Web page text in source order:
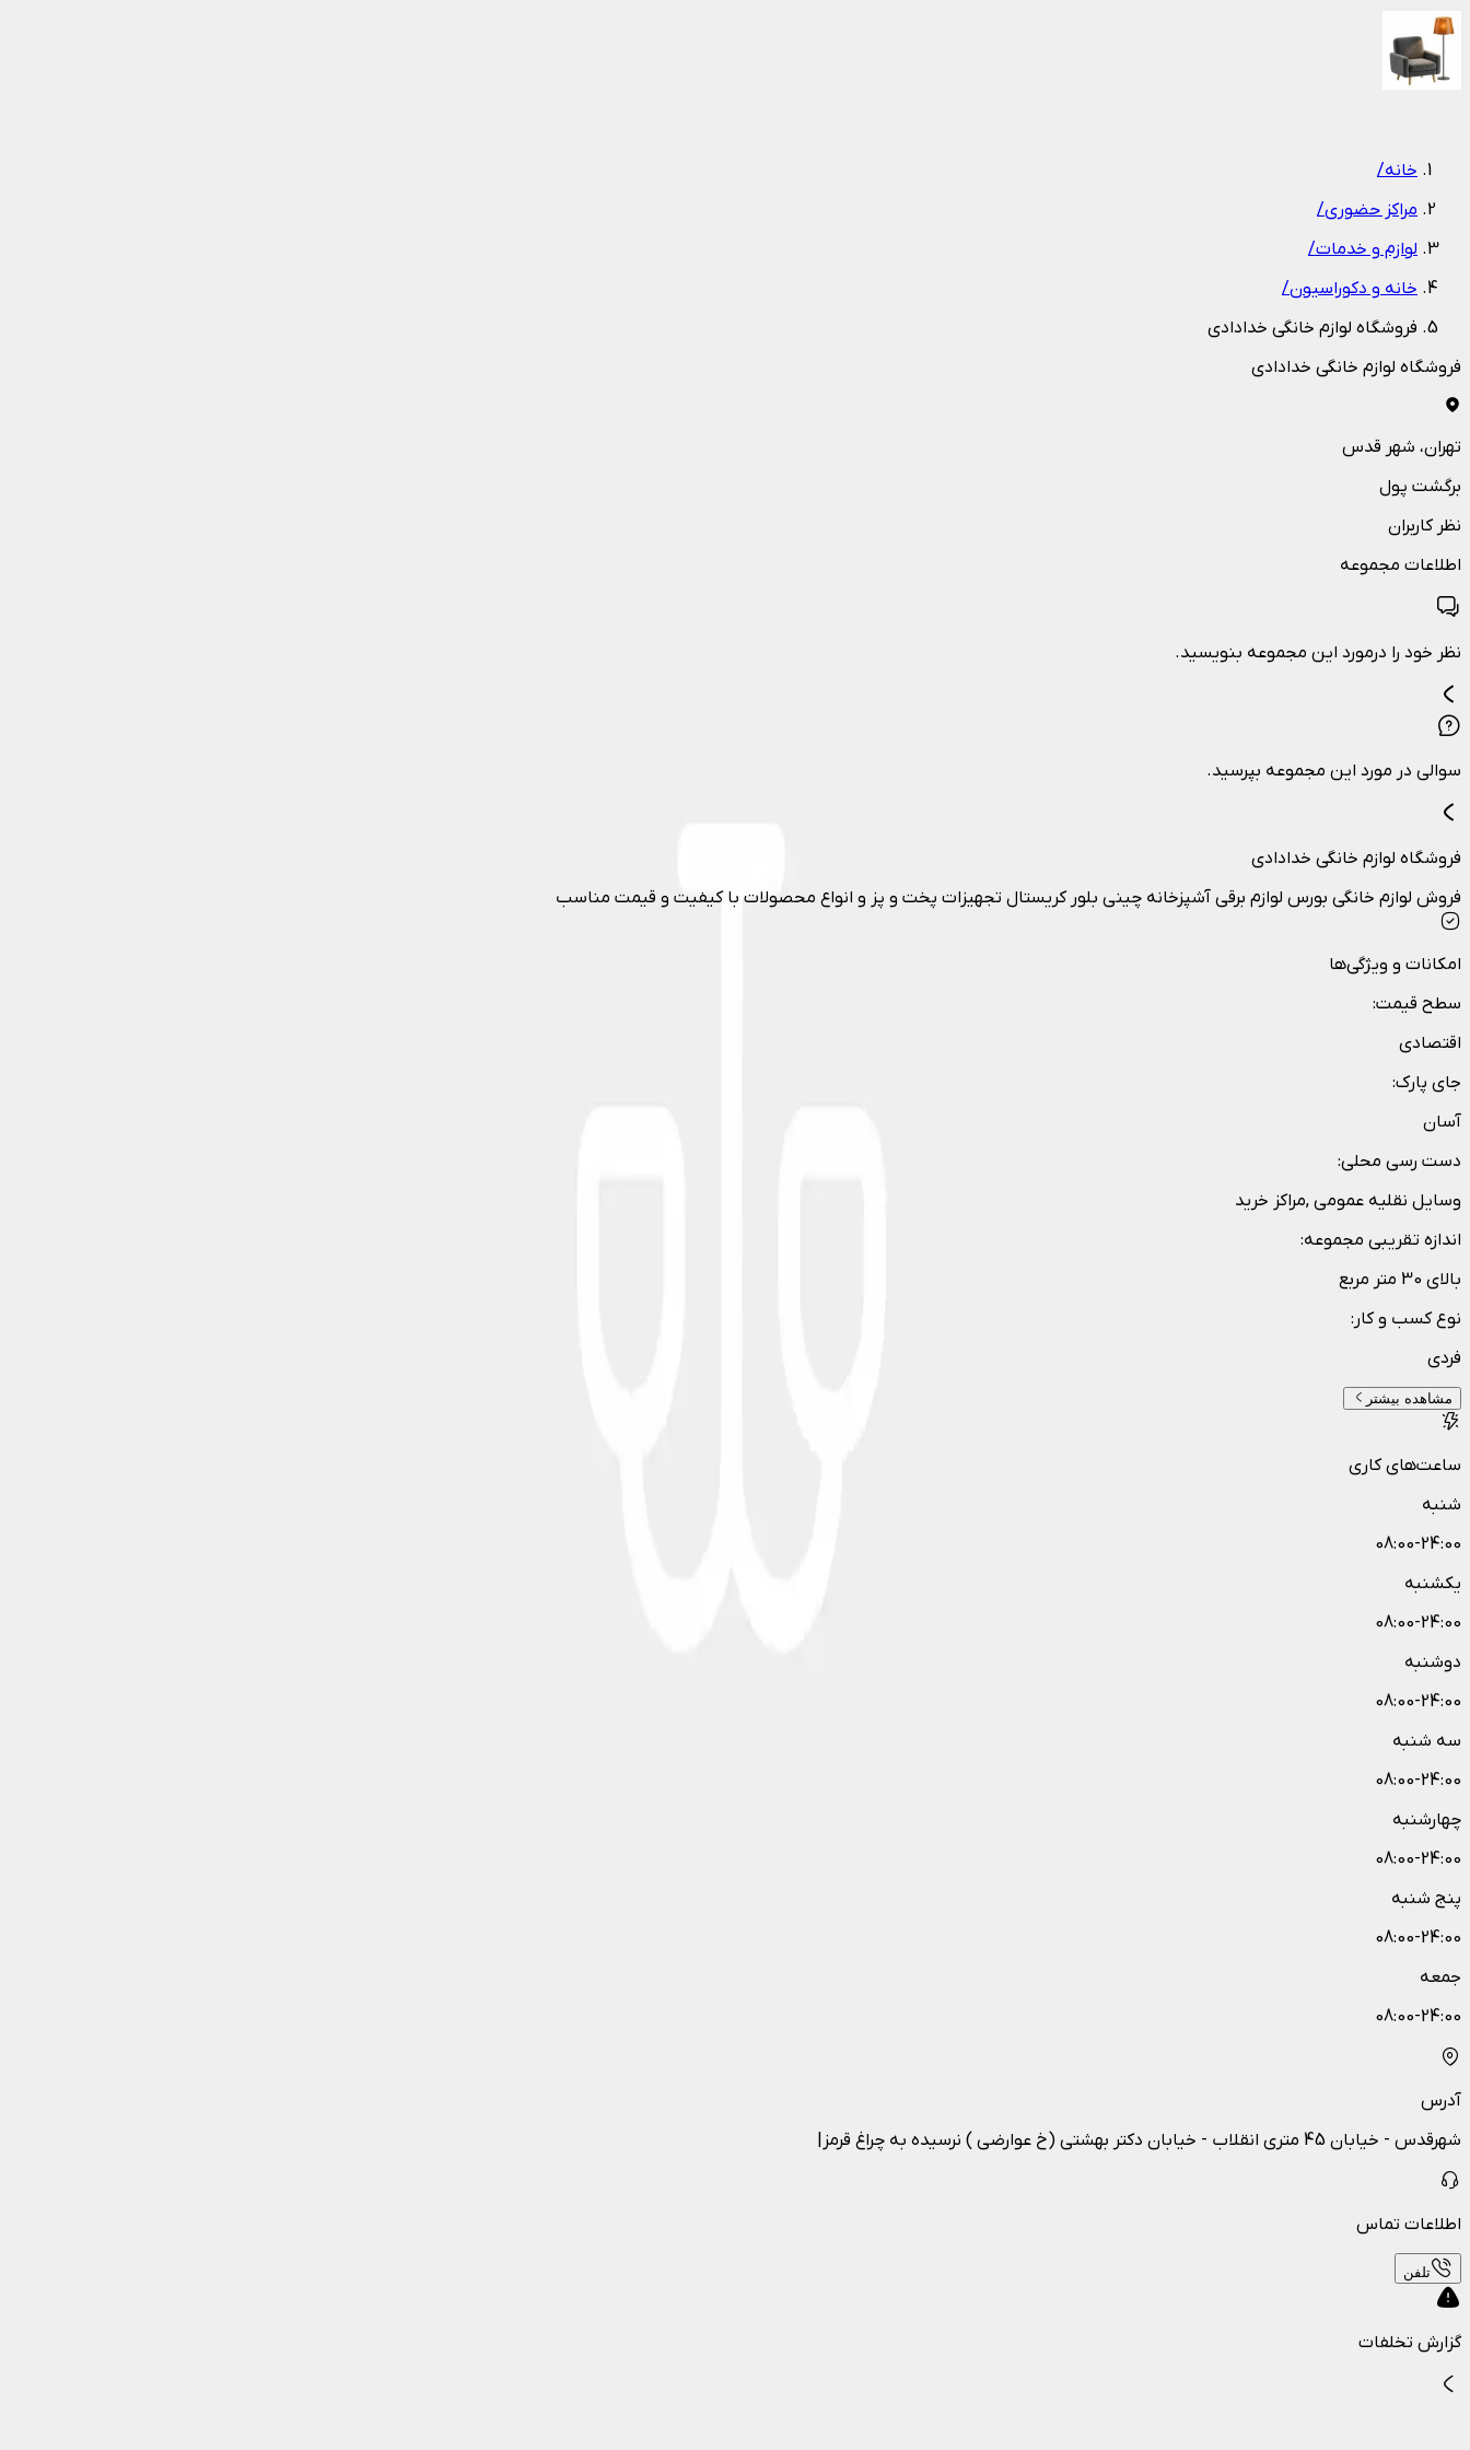
1
خانه/
مراکز حضوری/
لوازم و خدمات/
خانه و دکوراسیون/
فروشگاه لوازم خانگی خدادادی
فروشگاه لوازم خانگی خدادادی
تهران، شهر قدس
برگشت پول
نظر کاربران
اطلاعات مجموعه
نظر خود را درمورد این مجموعه بنویسید.
سوالی در مورد این مجموعه بپرسید.
فروشگاه لوازم خانگی خدادادی
فروش لوازم خانگی بورس لوازم برقی آشپزخانه چینی بلور کریستال تجهیزات پخت و پز و انواع محصولات با کیفیت و قیمت مناسب
امکانات و ویژگی‌ها
سطح قیمت:
اقتصادی
جای پارک:
آسان
دست رسی محلی:
وسایل نقلیه عمومی ,مراکز خرید
اندازه تقریبی مجموعه:
بالای 30 متر مربع
نوع کسب و کار :
فردی
مشاهده بیشتر
ساعت‌های کاری
شنبه
08:00-24:00
یکشنبه
08:00-24:00
دوشنبه
08:00-24:00
سه شنبه
08:00-24:00
چهارشنبه
08:00-24:00
پنج شنبه
08:00-24:00
جمعه
08:00-24:00
آدرس
شهرقدس - خیابان 45 متری انقلاب - خیابان دکتر بهشتی (خ عوارضی ) نرسیده به چراغ قرمز|
اطلاعات تماس
تلفن
گزارش تخلفات